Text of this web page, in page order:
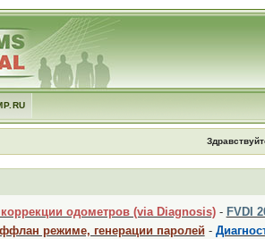
одометров (via Diagnosis)- FVDI
режиме, генерации паролей -